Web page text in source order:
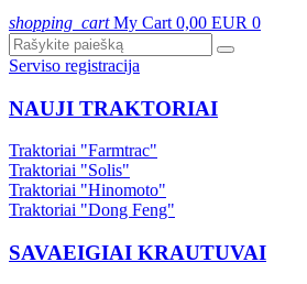
shopping_cart My Cart 0,00 EUR 0
Serviso registracija
NAUJI TRAKTORIAI
Traktoriai "Farmtrac"
Traktoriai "Solis"
Traktoriai "Hinomoto"
Traktoriai "Dong Feng"
SAVAEIGIAI KRAUTUVAI